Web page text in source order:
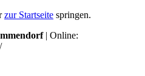
zur Startseite springen.
| Online: